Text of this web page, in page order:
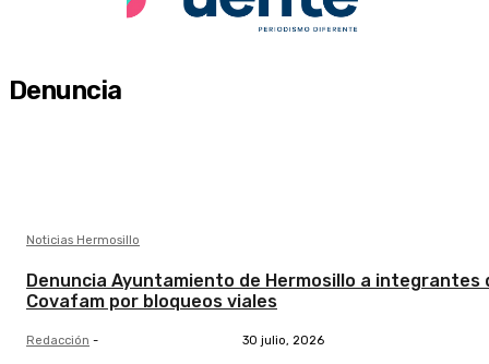
Denuncia
Noticias Hermosillo
Denuncia Ayuntamiento de Hermosillo a integrantes
Covafam por bloqueos viales
Redacción - 30 julio, 2026